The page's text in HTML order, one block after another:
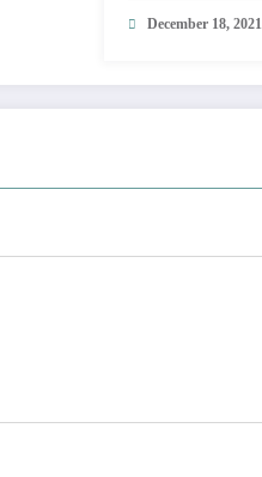
December 18, 2021